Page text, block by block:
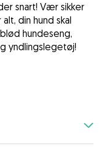
snart! Vær sikker
din hund skal
hundeseng,
yndlingslegetøj!